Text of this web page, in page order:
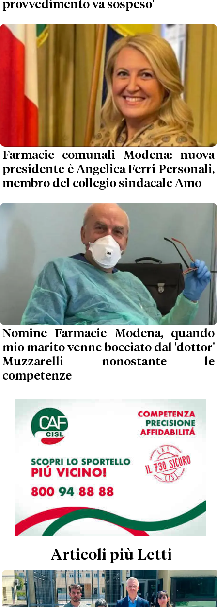
provvedimento va sospeso'
Farmacie comunali Modena: nuova
presidente è Angelica Ferri Personali,
membro del collegio sindacale Amo
Nomine Farmacie Modena, quando
mio marito venne bocciato dal 'dottor'
Muzzarelli nonostante le
competenze
Articoli più Letti